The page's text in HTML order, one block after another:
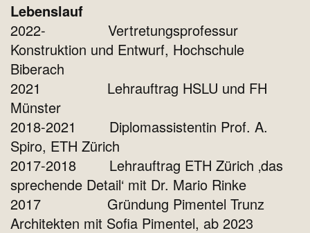
Lebenslauf
2022- Vertretungsprofessur
Konstruktion und Entwurf, Hochschule
Biberach
2021 Lehrauftrag HSLU und FH
Münster
2018-2021 Diplomassistentin Prof. A.
Spiro, ETH Zürich
2017-2018 Lehrauftrag ETH Zürich ‚das
sprechende Detail‘ mit Dr. Mario Rinke
2017 Gründung Pimentel Trunz
Architekten mit Sofia Pimentel, ab 2023